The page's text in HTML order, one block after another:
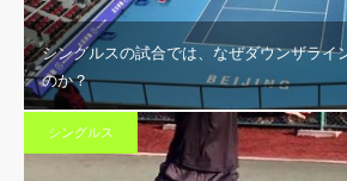
シングルスの試合では、なぜダウンザライ
のか？
シングルス